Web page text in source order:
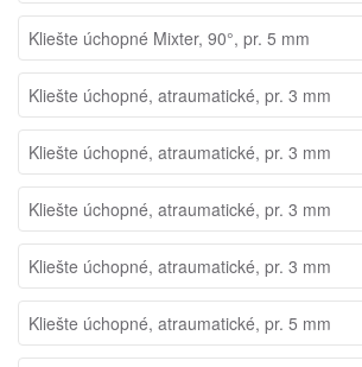
Kliešte úchopné Mixter, 90°, pr. 5 mm
Kliešte úchopné, atraumatické, pr. 3 mm
Kliešte úchopné, atraumatické, pr. 3 mm
Kliešte úchopné, atraumatické, pr. 3 mm
Kliešte úchopné, atraumatické, pr. 3 mm
Kliešte úchopné, atraumatické, pr. 5 mm